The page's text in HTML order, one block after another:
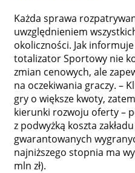
Każda sprawa
uwzględnieniem
okoliczności. Jak
totalizator Sportowy nie
zmian cenowych, ale
na oczekiwania graczy. –
gry o większe kwoty,
kierunki rozwoju oferty –
z podwyżką koszta
gwarantowanych
najniższego stopnia ma
mln zł).